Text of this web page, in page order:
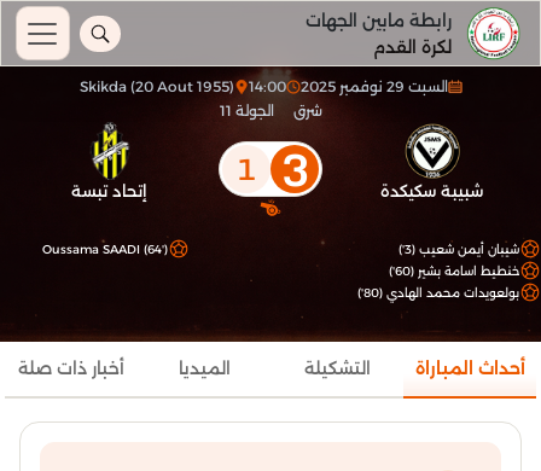
رابطة مابين الجهات
لكرة القدم
السبت 29 نوفمبر 2025 14:00
Skikda (20 Aout 1955)
شرق
الجولة 11
شبيبة سكيكدة 3
1 إتحاد تبسة
شيبان أيمن شعيب (3')
خنطيط اسامة بشير (60')
بولعويدات محمد الهادي (80')
Oussama SAADI (64')
أحداث المباراة التشكيلة الميديا أخبار ذات صلة